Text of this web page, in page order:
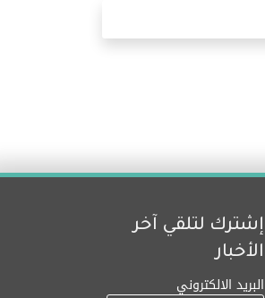
إشترك لتلقي آخر
الأخبار
البريد الالكتروني